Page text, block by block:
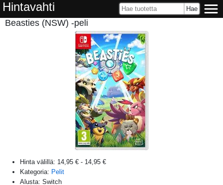
Hintavahti
Beasties (NSW) -peli
Hinta välillä: 14,95 € - 14,95 €
Kategoria: Pelit
Alusta: Switch